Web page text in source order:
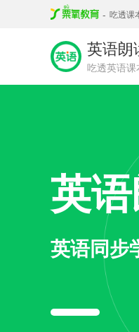
- 吃透课
英语朗
吃透英语
英
英语同步